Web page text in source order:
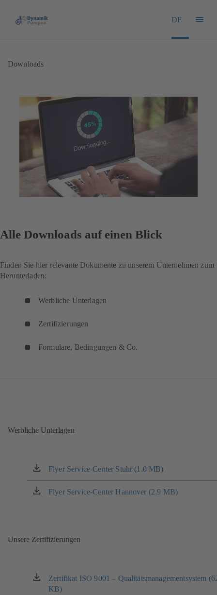
DE
Downloads
Alle Downloads auf einen Blick
Finden Sie hier relevante Dokumente zu unserem Unternehmen zum
Herunterladen:
Werbliche Unterlagen
Zertifizierungen
Formulare, Bedingungen & Co.
Werbliche Unterlagen
Flyer Service-Center Stuhr (1.0 MB)
(öffnet
in
einem
Flyer Service-Center Hannover (2.9 MB)
(öffnet
Unsere Zertifizierungen
Zertifikat ISO 9001 – Qualitätsmanagementsystem
KB)
(öffnet
in